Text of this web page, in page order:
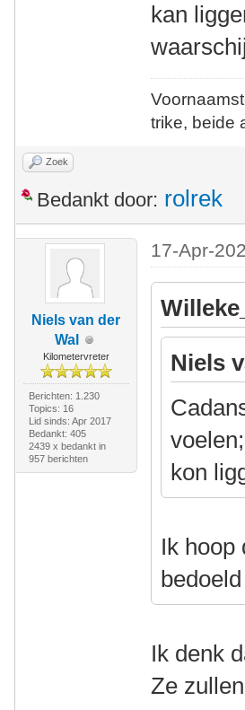
kan
trike, beide
Zoek
Bedankt door: rolrek
Niels van der
Wal
Kilometervreter
Berichten: 1.230
Topics: 16
Lid sinds: Apr 2017
Bedankt: 405
2439 x bedankt in
957 berichten
17-Apr-
Niels
kon
Ik hoop
Ik denk
Ze